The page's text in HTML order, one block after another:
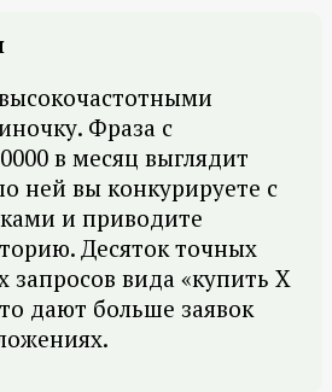
Фраза с
в месяц выглядит
ней вы конкурируете с
и приводите
Десяток точных
запросов вида «купить X
дают больше заявок